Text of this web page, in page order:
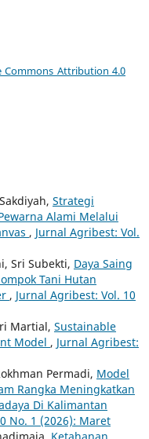
Commons Attribution 4.0
Strategi
Alami Melalui
, Jurnal Agribest: Vol.
Sri Subekti, Daya Saing
Tani Hutan
, Jurnal Agribest: Vol. 10
Martial, Sustainable
Model , Jurnal Agribest:
Permadi, Model
Rangka Meningkatkan
Di Kalimantan
No. 1 (2026): Maret